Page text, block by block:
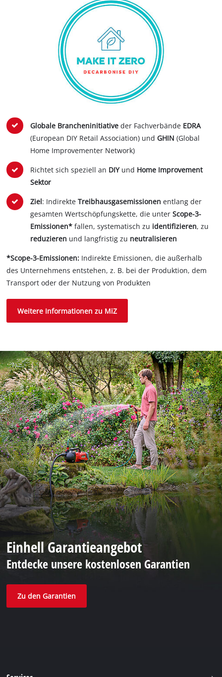
Globale Brancheninitiative der Fachverbände EDRA
(European DIY Retail Association) undGHIN(Global
Home Improvementer Network)
Richtet sich speziell an DIY und Home Improvement
Sektor
Ziel: IndirekteTreibhausgasemissionenentlang der
gesamten Wertschöpfungskette, die unterScope-3-
Emissionen* fallen, systematisch zu identifizieren, zu
reduzieren und langfristig zu neutralisieren
*Scope-3-Emissionen: Indirekte Emissionen, die außerhalb
des Unternehmens entstehen, z. B. bei der Produktion, dem
Transport oder der Nutzung von Produkten
Weitere Informationen zu MiZ
Einhell Garantieangebot
Entdecke unsere kostenlosen Garantien
Zu den Garantien